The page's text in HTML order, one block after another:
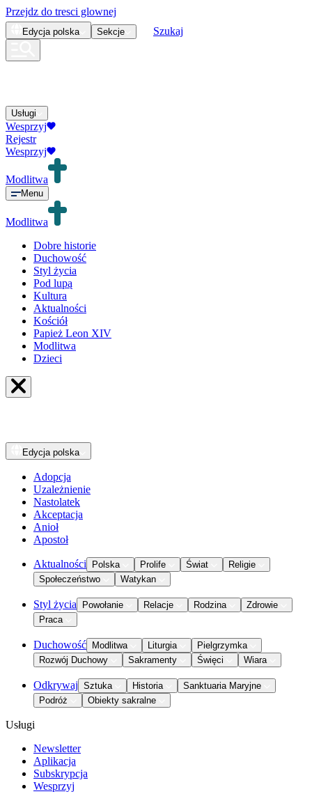
Przejdz do tresci glownej
Edycja polska Sekcje Szukaj
Usługi
Wesprzyj
Rejestr
Wesprzyj
Modlitwa
Menu
Modlitwa
Dobre historie
Duchowość
Styl życia
Pod lupą
Kultura
Aktualności
Kościół
Papież Leon XIV
Modlitwa
Dzieci
Edycja polska
Adopcja
Uzależnienie
Nastolatek
Akceptacja
Anioł
Apostoł
Aktualności Polska Prolife Świat
Religie
Społeczeństwo
Watykan
Styl życia Powołanie Relacje Rodzina
Zdrowie
Praca
Duchowość Modlitwa Liturgia
Pielgrzymka
Rozwój Duchowy
Sakramenty Święci Wiara
Odkrywaj Sztuka Historia
Sanktuaria Maryjne
Podróż
Obiekty sakralne
Usługi
Newsletter
Aplikacja
Subskrypcja
Wesprzyj